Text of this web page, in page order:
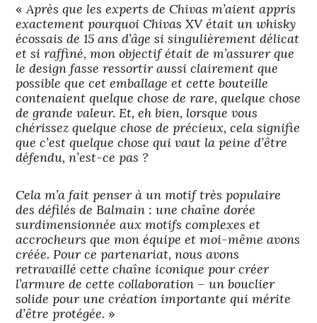
«Après que les experts de Chivas m’aient appris
exactement pourquoi Chivas XV était un whisky
écossais de 15 ans d’âge si singulièrement délicat
et si raffiné, mon objectif était de m’assurer que
le design fasse ressortir aussi clairement que
possible que cet emballage et cette bouteille
contenaient quelque chose de rare, quelque chose
de grande valeur. Et, eh bien, lorsque vous
chérissez quelque chose de précieux, cela signifie
que c’est quelque chose qui vaut la peine d’être
défendu, n’est-ce pas ?
Cela m’a fait penser à un motif très populaire
des défilés de Balmain : une chaîne dorée
surdimensionnée aux motifs complexes et
accrocheurs que mon équipe et moi-même avons
créée. Pour ce partenariat, nous avons
retravaillé cette chaîne iconique pour créer
l’armure de cette collaboration – un bouclier
solide pour une création importante qui mérite
d’être protégée. »